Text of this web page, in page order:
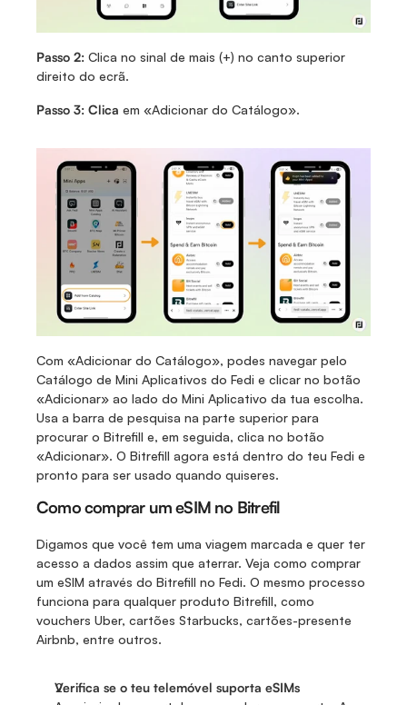
Passo 2: Clica no sinal de mais (+) no canto superior
direito do ecrã.
Passo 3: Clica em «Adicionar do Catálogo».
Com «Adicionar do Catálogo», podes navegar pelo
Catálogo de Mini Aplicativos do Fedi e clicar no botão
«Adicionar» ao lado do Mini Aplicativo da tua escolha.
Usa a barra de pesquisa na parte superior para
procurar o Bitrefill e, em seguida, clica no botão
«Adicionar». O Bitrefill agora está dentro do teu Fedi e
pronto para ser usado quando quiseres.
Como comprar um eSIM no Bitrefil
Digamos que você tem uma viagem marcada e quer ter
acesso a dados assim que aterrar. Veja como comprar
um eSIM através do Bitrefill no Fedi. O mesmo processo
funciona para qualquer produto Bitrefill, como
vouchers Uber, cartões Starbucks, cartões-presente
Airbnb, entre outros.
Verifica se o teu telemóvel suporta eSIMs